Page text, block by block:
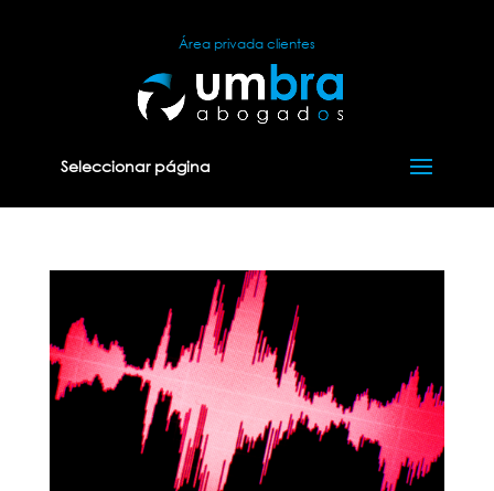
Área privada clientes
Seleccionar página